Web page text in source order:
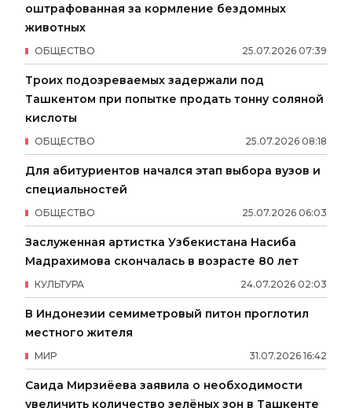
оштрафованная за кормление бездомных
животных
25.07.2026 07:39
ОБЩЕСТВО
Троих подозреваемых задержали под
Ташкентом при попытке продать тонну соляной
кислоты
25.07.2026 08:18
ОБЩЕСТВО
Для абитуриентов начался этап выбора вузов и
специальностей
25.07.2026 06:03
ОБЩЕСТВО
Заслуженная артистка Узбекистана Насиба
Мадрахимова скончалась в возрасте 80 лет
24.07.2026 02:03
КУЛЬТУРА
В Индонезии семиметровый питон проглотил
местного жителя
31.07.2026 16:42
МИР
Саида Мирзиёева заявила о необходимости
увеличить количество зелёных зон в Ташкенте